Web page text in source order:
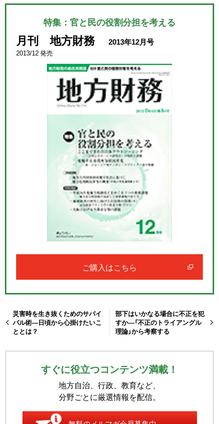
特集：官と民の役割分担を考える
月刊 地方財務 2013年12月号
2013/12 発売
ご購入はこちら
災害時を生き抜くためのサバイ
バル術―日頃から心掛けたいこ
ととは？
部下はいかなる場合に不正を犯
すか―「不正のトライアングル
理論」から考察する
すぐに役立つコンテンツ満載！
地方自治、行政、教育など、
分野ごとに厳選情報を配信。